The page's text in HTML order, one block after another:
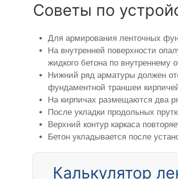
Советы по
Для армирования ленточных
На внутренней поверхности
жидкого бетона по внутреннему
Нижний ряд арматуры должен
фундаментной траншеи
На кирпичах размещаются два
После укладки продольных
Верхний контур каркаса
Бетон укладывается после
Калькулятор